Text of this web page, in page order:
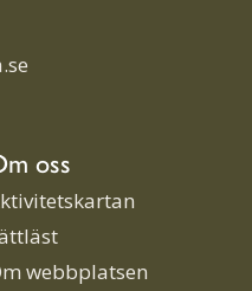
oss
webbplatsen